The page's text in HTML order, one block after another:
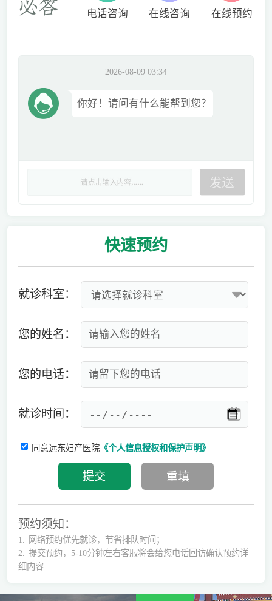
电话咨询 在线咨询 在线预约
2026-08-09 03:34
你好！请问有什么能帮到您？
快速预约
就诊科室：
您的姓名：
您的电话：
就诊时间：
同意远东妇产医院《个人信息授权和保护声明》
预约须知：
1.
网络预约优先就诊，节省排队时间；
2.
提交预约，5-10分钟左右客服将会给您电话回访确认预约详
细内容